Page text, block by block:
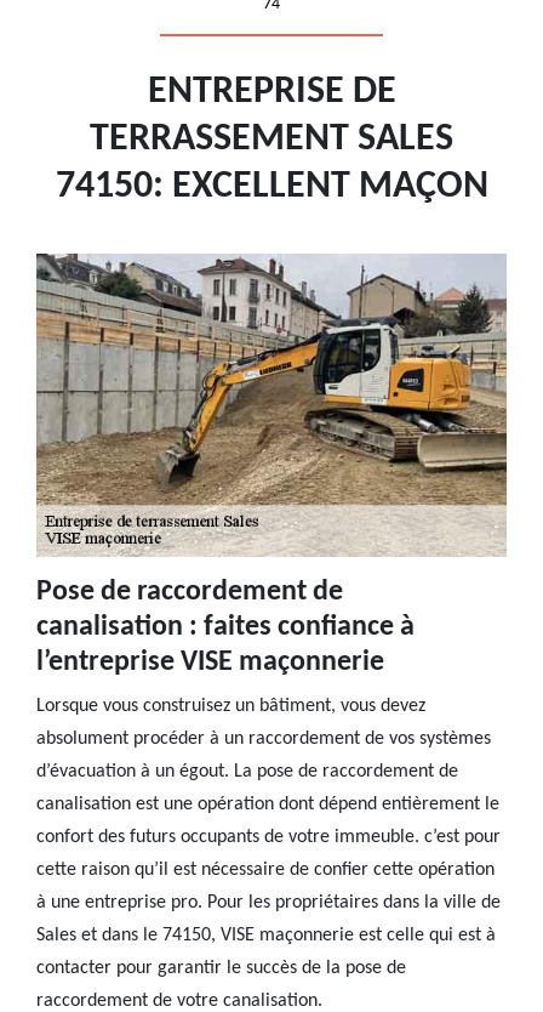
74
ENTREPRISE DE
TERRASSEMENT SALES
74150: EXCELLENT MAÇON
Pose de raccordement de
canalisation : faites confiance à
l’entreprise VISE maçonnerie
Lorsque vous construisez un bâtiment, vous devez
absolument procéder à un raccordement de vos systèmes
d’évacuation à un égout. La pose de raccordement de
canalisation est une opération dont dépend entièrement le
confort des futurs occupants de votre immeuble. c’est pour
cette raison qu’il est nécessaire de confier cette opération
à une entreprise pro. Pour les propriétaires dans la ville de
Sales et dans le 74150, VISE maçonnerie est celle qui est à
contacter pour garantir le succès de la pose de
raccordement de votre canalisation.